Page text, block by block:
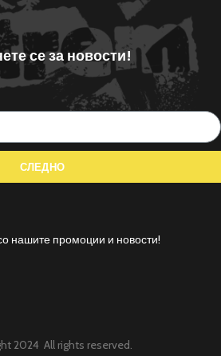
се за новости!
нашите промоции и новости!
2024 All rights reserved.